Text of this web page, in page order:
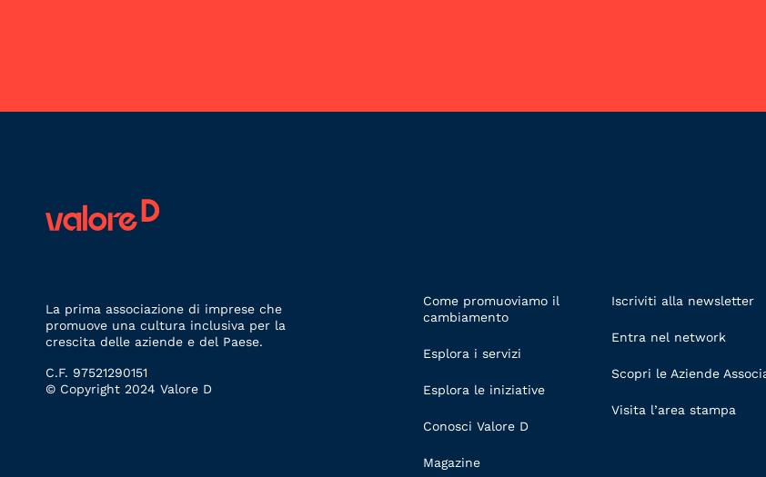
La prima associazione di imprese che
promuove una cultura inclusiva per la
crescita delle aziende e del Paese.
C.F. 97521290151
© Copyright 2024 Valore D
Come promuoviamo il
cambiamento
Esplora i servizi
Esplora le iniziative
Conosci Valore D
Magazine
Iscriviti alla newsletter
Entra nel network
Scopri le Aziende
Visita l’area stampa